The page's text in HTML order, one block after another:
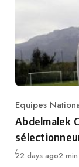
Category
Equipes
Abdelmalek
Publié
22 days ago2